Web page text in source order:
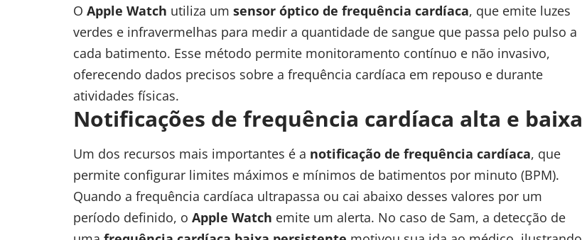
O Apple Watch utiliza um sensor óptico de frequência cardíaca, que emite luzes
verdes e infravermelhas para medir a quantidade de sangue que passa pelo pulso a
cada batimento. Esse método permite monitoramento contínuo e não invasivo,
oferecendo dados precisos sobre a frequência cardíaca em repouso e durante
atividades físicas.
Notificações de frequência cardíaca alta e baixa
Um dos recursos mais importantes é a notificação de frequência cardíaca, que
permite configurar limites máximos e mínimos de batimentos por minuto (BPM).
Quando a frequência cardíaca ultrapassa ou cai abaixo desses valores por um
período definido, o Apple Watch emite um alerta. No caso de Sam, a detecção de